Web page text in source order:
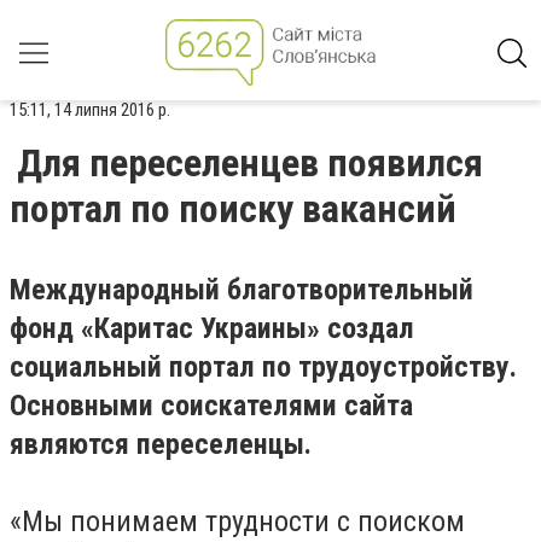
15:11, 14 липня 2016 р.
Для переселенцев появился
портал по поиску вакансий
Международный благотворительный
фонд «Каритас Украины» создал
социальный портал по трудоустройству.
Основными соискателями сайта
являются переселенцы.
«Мы понимаем трудности с поиском